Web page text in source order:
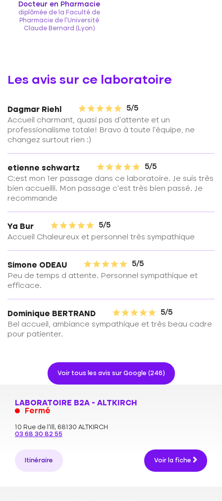
Docteur en Pharmacie
diplômée de la Faculté de
Pharmacie de l'Université
Claude Bernard (Lyon)
Les avis sur ce laboratoire
Dagmar Riehl
5/5
Accueil charmant, quasi pas d'attente et un
professionalisme totale! Bravo à toute l'équipe, ne
changez surtout rien :)
etienne schwartz
5/5
C;est mon 1er passage dans ce laboratoire. Je suis très
bien accueilli. Mon passage c'est très bien passé. Je
recommande
Ya Bur
5/5
Accueil Chaleureux et personnel très sympathique
Simone ODEAU
5/5
Peu de temps d attente. Personnel sympathique et
efficace.
Dominique BERTRAND
5/5
Bel accueil, ambiance sympathique et très beau cadre
pour patienter.
Voir tous les avis sur Google (246)
LABORATOIRE B2A - ALTKIRCH
Fermé
10 Rue de l'Ill, 68130 ALTKIRCH
03 68 30 82 55
Itinéraire Voir la fiche